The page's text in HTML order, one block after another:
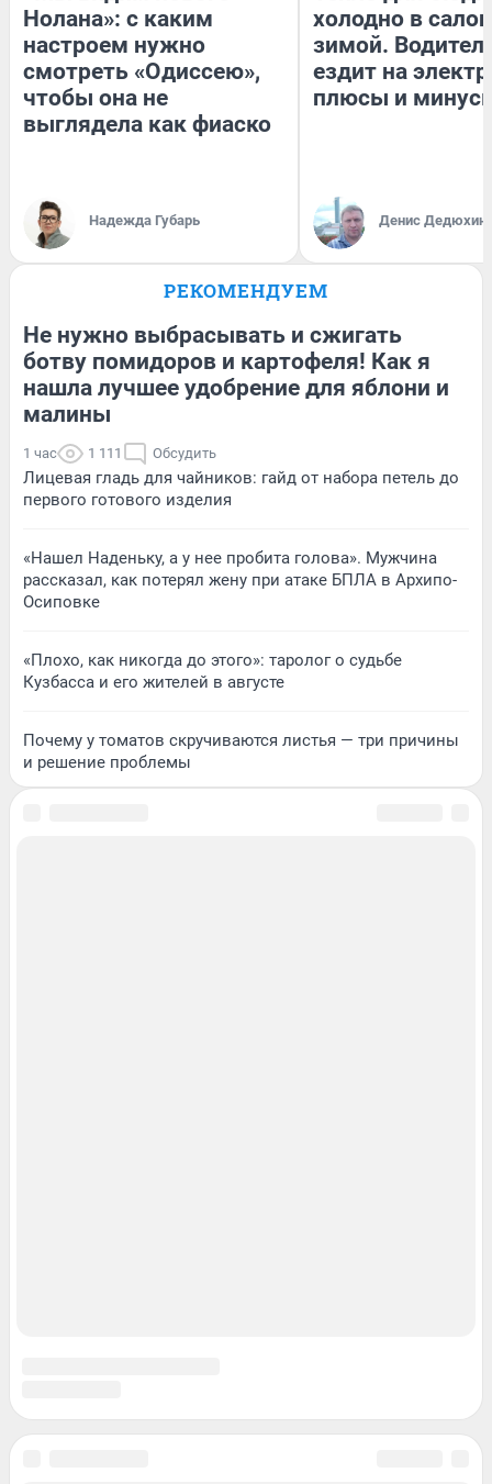
Нолана»: с каким
настроем нужно
смотреть «Одиссею»,
чтобы она не
выглядела как фиаско
Надежда Губарь
холодно в
зимой.
ездит на
плюсы и
Денис Дедюхин
РЕКОМЕНДУЕМ
Не нужно выбрасывать и сжигать
ботву помидоров и картофеля! Как я
нашла лучшее удобрение для яблони и
малины
1 час 1 111 Обсудить
Лицевая гладь для чайников: гайд от набора петель до
первого готового изделия
«Нашел Наденьку, а у нее пробита голова». Мужчина
рассказал, как потерял жену при атаке БПЛА в Архипо-
Осиповке
«Плохо, как никогда до этого»: таролог о судьбе
Кузбасса и его жителей в августе
Почему у томатов скручиваются листья — три причины
и решение проблемы